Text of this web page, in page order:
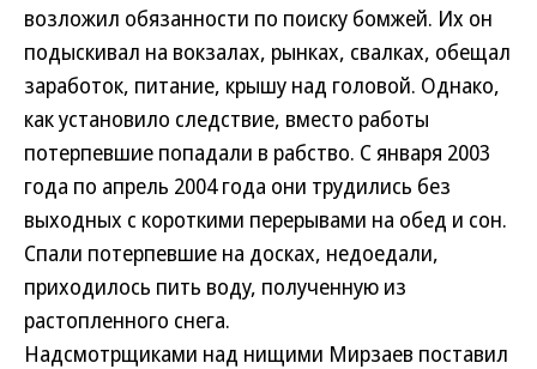
возложил обязанности по поиску бомжей. Их он
подыскивал на вокзалах, рынках, свалках, обещал
заработок, питание, крышу над головой. Однако,
как установило следствие, вместо работы
потерпевшие попадали в рабство. С января 2003
года по апрель 2004 года они трудились без
выходных с короткими перерывами на обед и сон.
Спали потерпевшие на досках, недоедали,
приходилось пить воду, полученную из
растопленного снега.
Надсмотрщиками над нищими Мирзаев поставил